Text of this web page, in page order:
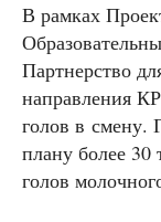
В рамках
Партнерство
направления
голов в смену.
плану более 30
голов